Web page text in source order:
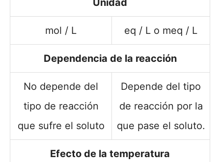
Unidad
mol / L eq / L o meq / L
Dependencia de la reacción
No depende del
tipo de reacción
que sufre el soluto
Depende del tipo
de reacción por la
que pase el soluto.
Efecto de la temperatura